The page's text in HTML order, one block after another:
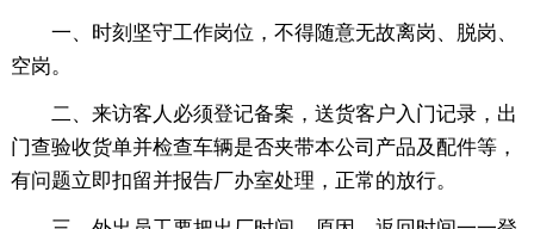
一、时刻坚守工作岗位，不得随意无故离岗、脱岗、
空岗。
二、来访客人必须登记备案，送货客户入门记录，出
门查验收货单并检查车辆是否夹带本公司产品及配件等，
有问题立即扣留并报告厂办室处理，正常的放行。